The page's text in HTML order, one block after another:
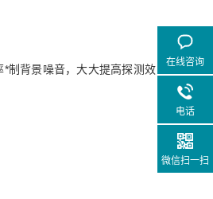
制背景噪音，大大提高探测效
在线咨询
电话
微信扫一扫